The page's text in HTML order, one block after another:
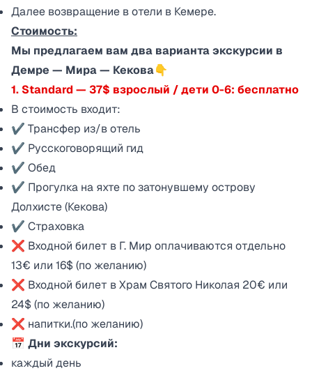
Далее возвращение в отели в Кемере.
Стоимость:
Мы предлагаем вам два варианта экскурсии в
Демре — Мира — Кекова👇
1. Standard — 37$ взрослый / дети 0-6: бесплатно
В стоимость входит:
✔ Трансфер из/в отель
✔ Русскоговорящий гид
✔ Обед
✔ Прогулка на яхте по затонувшему острову
Долхисте (Кекова)
✔ Страховка
❌ Входной билет в Г. Мир оплачиваются отдельно
13€ или 16$ (по желанию)
❌ Входной билет в Храм Святого Николая 20€ или
24$ (по желанию)
❌ напитки.(по желанию)
📅 Дни экскурсий:
каждый день